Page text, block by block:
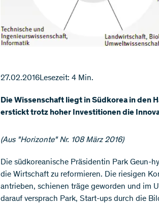
27.02.2016Lesezeit: 4 Min.
Die Wissenschaft liegt in Südkorea in den
erstickt trotz hoher Investitionen die
(Aus "Horizonte" Nr. 108 März 2016)​​
​Die südkoreanische Präsidentin Park Geun-
die Wirtschaft zu reformieren. Die riesigen
antrieben, schienen träge geworden und im
darauf versprach Park, Start-ups durch die